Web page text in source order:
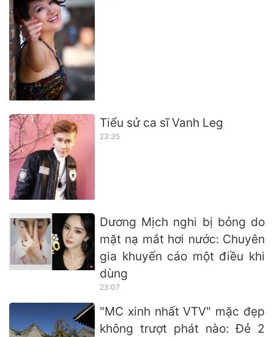
Tiểu sử ca sĩ Vanh Leg
23:35
Dương Mịch nghi bị bỏng do
mặt nạ mắt hơi nước: Chuyên
gia khuyến cáo một điều khi
dùng
23:07
"MC xinh nhất VTV" mặc đẹp
không trượt phát nào: Đẻ 2